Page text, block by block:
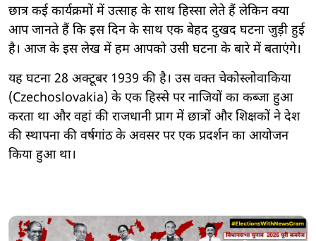
छात्र कई कार्यक्रमों में उत्साह के साथ हिस्सा लेते हैं लेकिन क्या
आप जानते हैं कि इस दिन के साथ एक बेहद दुखद घटना जुड़ी हुई
है। आज के इस लेख में हम आपको उसी घटना के बारे में बताएंगे।
यह घटना 28 अक्टूबर 1939 की है। उस वक्त चेकोस्लोवाकिया
(Czechoslovakia) के एक हिस्से पर नाजियों का कब्जा हुआ
करता था और वहां की राजधानी प्राग में छात्रों और शिक्षकों ने देश
की स्थापना की वर्षगांठ के अवसर पर एक प्रदर्शन का आयोजन
किया हुआ था।